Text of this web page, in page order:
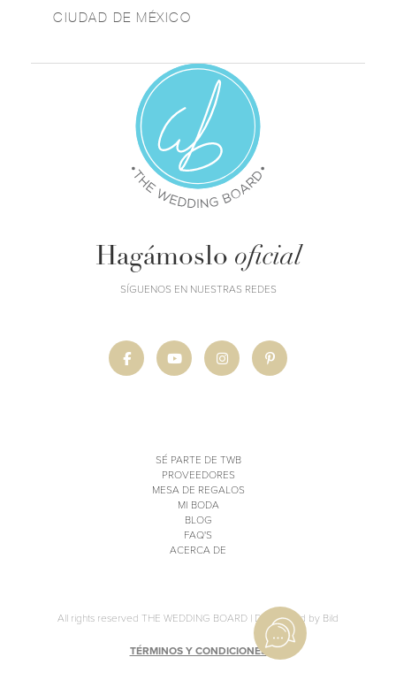
CIUDAD DE MÉXICO
Hagámoslo oficial
SÍGUENOS EN NUESTRAS REDES
SÉ PARTE DE TWB
PROVEEDORES
MESA DE REGALOS
MI BODA
BLOG
FAQ'S
ACERCA DE
All rights reserved THE WEDDING BOARD | Developed by Bild
TÉRMINOS Y CONDICIONES